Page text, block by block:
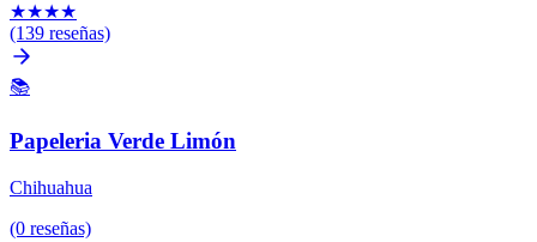
★★★★
(139 reseñas)
📚
Papeleria Verde Limón
Chihuahua
(0 reseñas)